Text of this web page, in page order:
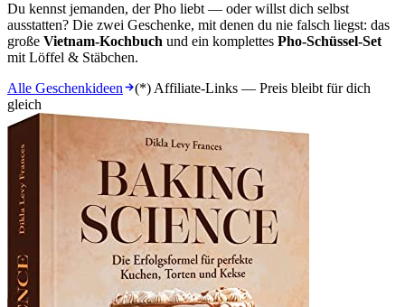
Du kennst jemanden, der Pho liebt — oder willst dich selbst
ausstatten? Die zwei Geschenke, mit denen du nie falsch liegst: das
große Vietnam-Kochbuch und ein komplettes Pho-Schüssel-Set
mit Löffel & Stäbchen.
Alle Geschenkideen
(*) Affiliate-Links — Preis bleibt für dich
gleich